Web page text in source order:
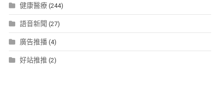
健康醫療(244)
語音新聞 (27)
廣告推播(4)
好站推推 (2)